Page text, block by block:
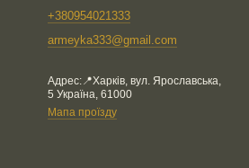
+380954021333
armeyka333@gmail.com
Адрес:📍Харків, вул. Ярославська,
5 Україна, 61000
Мапа проїзду